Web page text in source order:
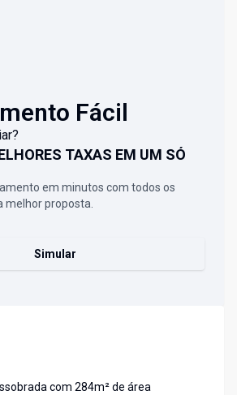
Fácil
TAXAS EM UM SÓ
em minutos com todos os
melhor proposta.
Simular
com 284m² de área